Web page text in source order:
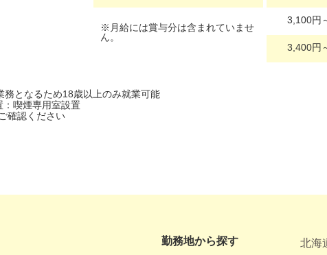
※月給には賞与分は含まれていませ
ん。
3,100円
3,400円
勤務地から探す 北海